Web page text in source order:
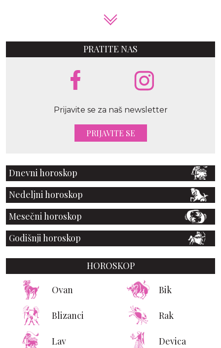
PRATITE NAS
Prijavite se za naš newsletter
PRIJAVITE SE
Dnevni horoskop
Nedeljni horoskop
Mesečni horoskop
Godišnji horoskop
HOROSKOP
Ovan Bik
Blizanci Rak
Lav Devica